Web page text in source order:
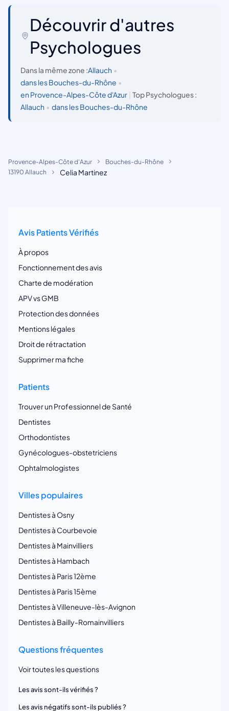
Découvrir d'autres
Psychologues
Dans la même zone :Allauch •
dans les Bouches-du-Rhône •
en Provence-Alpes-Côte d'Azur
Top Psychologues :
Allauch • dans les Bouches-du-Rhône
Provence-Alpes-Côte d'Azur
Bouches-du-Rhône
13190 Allauch
Celia Martinez
Avis Patients Vérifiés
À propos
Fonctionnement des avis
Charte de modération
APV vs GMB
Protection des données
Mentions légales
Droit de rétractation
Supprimer ma fiche
Patients
Trouver un Professionnel de Santé
Dentistes
Orthodontistes
Gynécologues-obstetriciens
Ophtalmologistes
Villes populaires
Dentistes à Osny
Dentistes à Courbevoie
Dentistes à Mainvilliers
Dentistes à Hambach
Dentistes à Paris 12ème
Dentistes à Paris 15ème
Dentistes à Villeneuve-lès-Avignon
Dentistes à Bailly-Romainvilliers
Questions fréquentes
Voir toutes les questions
Les avis sont-ils vérifiés ?
Les avis négatifs sont-ils publiés ?